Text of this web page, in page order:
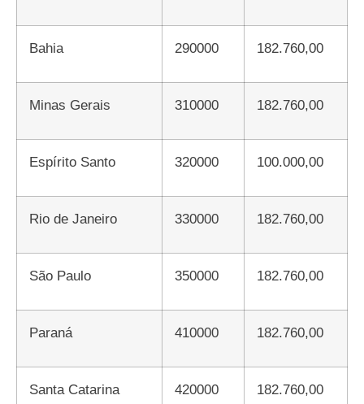
Bahia 290000 182.760,00
Minas Gerais 310000 182.760,00
Espírito Santo 320000 100.000,00
Rio de Janeiro 330000 182.760,00
São Paulo 350000 182.760,00
Paraná 410000 182.760,00
Santa Catarina 420000 182.760,00